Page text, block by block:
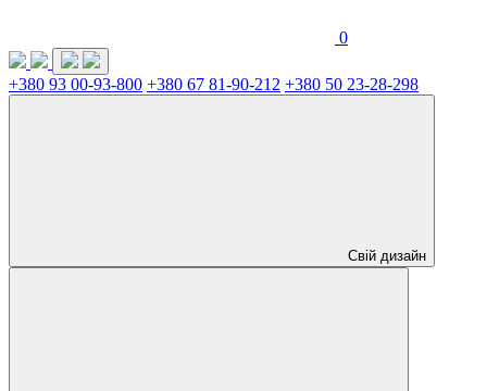
0
+380 93 00-93-800 +380 67 81-90-212 +380 50 23-28-298
Свій дизайн